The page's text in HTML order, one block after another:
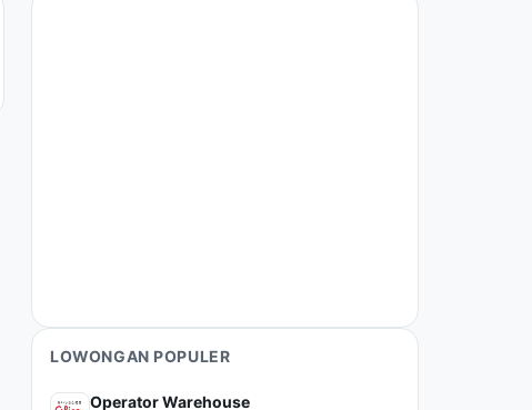
LOWONGAN POPULER
Operator Warehouse